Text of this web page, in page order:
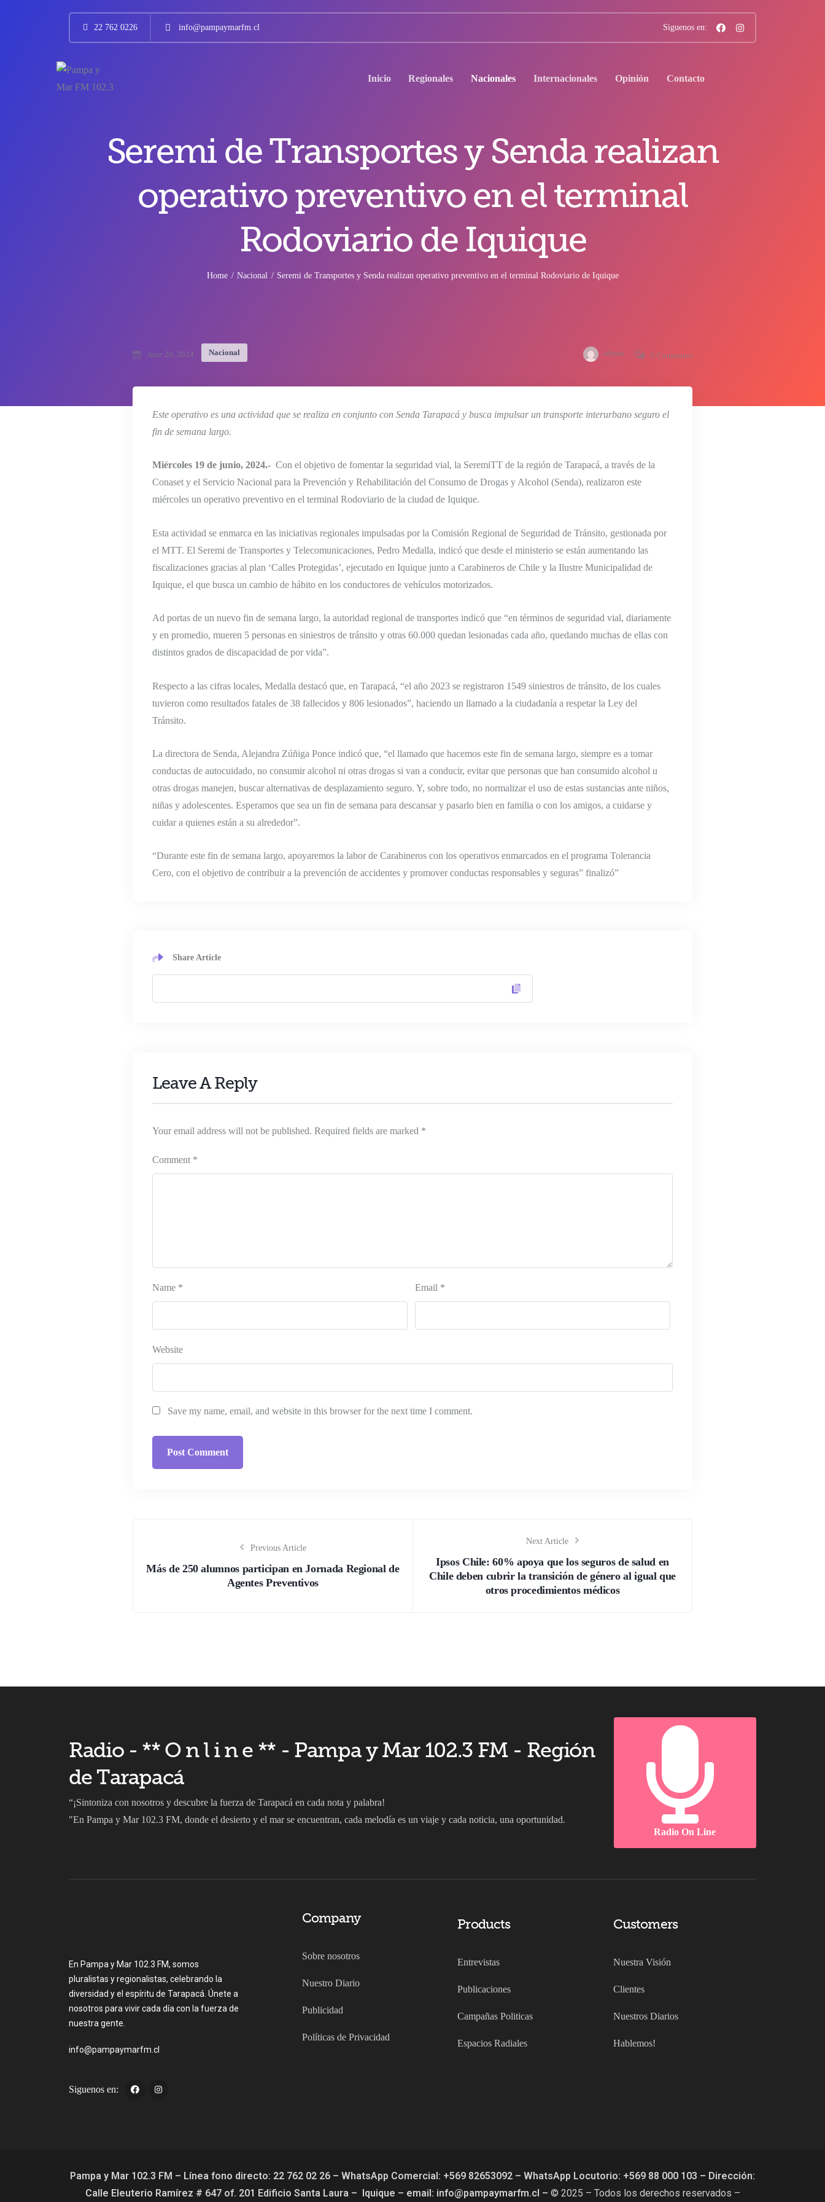
22 762 0226 info@pampaymarfm.cl Siguenos en:
Inicio Regionales Nacionales Internacionales Opinión Contacto
Seremi de Transportes y Senda realizan
operativo preventivo en el terminal
Rodoviario de Iquique
Home Nacional Seremi de Transportes y Senda realizan operativo preventivo en el terminal Rodoviario de Iquique
June 20, 2024 Nacional admin 0 Comments
Este operativo es una actividad que se realiza en conjunto con Senda Tarapacá y busca impulsar un transporte interurbano seguro el
fin de semana largo.
Miércoles 19 de junio, 2024.- Con el objetivo de fomentar la seguridad vial, la SeremiTT de la región de Tarapacá, a través de la
Conaset y el Servicio Nacional para la Prevención y Rehabilitación del Consumo de Drogas y Alcohol (Senda), realizaron este
miércoles un operativo preventivo en el terminal Rodoviario de la ciudad de Iquique.
Esta actividad se enmarca en las iniciativas regionales impulsadas por la Comisión Regional de Seguridad de Tránsito, gestionada por
el MTT. El Seremi de Transportes y Telecomunicaciones, Pedro Medalla, indicó que desde el ministerio se están aumentando las
fiscalizaciones gracias al plan ‘Calles Protegidas’, ejecutado en Iquique junto a Carabineros de Chile y la Ilustre Municipalidad de
Iquique, el que busca un cambio de hábito en los conductores de vehículos motorizados.
Ad portas de un nuevo fin de semana largo, la autoridad regional de transportes indicó que “en términos de seguridad vial, diariamente
y en promedio, mueren 5 personas en siniestros de tránsito y otras 60.000 quedan lesionadas cada año, quedando muchas de ellas con
distintos grados de discapacidad de por vida”.
Respecto a las cifras locales, Medalla destacó que, en Tarapacá, “el año 2023 se registraron 1549 siniestros de tránsito, de los cuales
tuvieron como resultados fatales de 38 fallecidos y 806 lesionados”, haciendo un llamado a la ciudadanía a respetar la Ley del
Tránsito.
La directora de Senda, Alejandra Zúñiga Ponce indicó que, “el llamado que hacemos este fin de semana largo, siempre es a tomar
conductas de autocuidado, no consumir alcohol ni otras drogas si van a conducir, evitar que personas que han consumido alcohol u
otras drogas manejen, buscar alternativas de desplazamiento seguro. Y, sobre todo, no normalizar el uso de estas sustancias ante niños,
niñas y adolescentes. Esperamos que sea un fin de semana para descansar y pasarlo bien en familia o con los amigos, a cuidarse y
cuidar a quienes están a su alrededor”.
“Durante este fin de semana largo, apoyaremos la labor de Carabineros con los operativos enmarcados en el programa Tolerancia
Cero, con el objetivo de contribuir a la prevención de accidentes y promover conductas responsables y seguras” finalizó”
Share Article
Leave A Reply
Your email address will not be published. Required fields are marked *
Comment *
Name * Email *
Website
Save my name, email, and website in this browser for the next time I comment.
Previous Article
Más de 250 alumnos participan en Jornada Regional de
Agentes Preventivos
Next Article
Ipsos Chile: 60% apoya que los seguros de salud en
Chile deben cubrir la transición de género al igual que
otros procedimientos médicos
Radio - ** O n l i n e ** - Pampa y Mar 102.3 FM - Región
de Tarapacá
“¡Sintoniza con nosotros y descubre la fuerza de Tarapacá en cada nota y palabra!
"En Pampa y Mar 102.3 FM, donde el desierto y el mar se encuentran, cada melodía es un viaje y cada noticia, una oportunidad.
Radio On Line
En Pampa y Mar 102.3 FM, somos
pluralistas y regionalistas, celebrando la
diversidad y el espíritu de Tarapacá. Únete a
nosotros para vivir cada día con la fuerza de
nuestra gente.
info@pampaymarfm.cl
Siguenos en:
Company
Sobre nosotros
Nuestro Diario
Publicidad
Políticas de Privacidad
Products
Entrevistas
Publicaciones
Campañas Politicas
Espacios Radiales
Customers
Nuestra Visión
Clientes
Nuestros Diarios
Hablemos!
Pampa y Mar 102.3 FM – Línea fono directo: 22 762 02 26 – WhatsApp Comercial: +569 82653092 – WhatsApp Locutorio: +569 88 000 103 – Dirección:
Calle Eleuterio Ramírez # 647 of. 201 Edificio Santa Laura – Iquique – email: info@pampaymarfm.cl – © 2025 – Todos los derechos reservados –